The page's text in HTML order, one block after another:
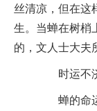
丝清凉，但在这
生。当蝉在树梢
的，文人士大夫
时运不
蝉的命运